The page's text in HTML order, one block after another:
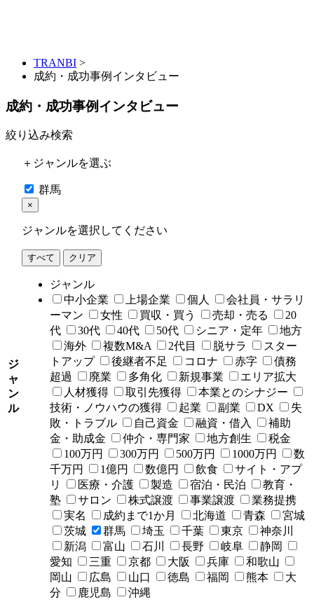
TRANBI >
成約・成功事例インタビュー
成約・成功事例インタビュー
絞り込み検索
ジ
ャ
ン
ル
＋ジャンルを選ぶ
群馬
×
ジャンルを選択してください
すべて クリア
ジャンル
中小企業
上場企業 個人
会社員・サラリ
ーマン
女性 買収・買う 売却・売る
20
代
30代 40代 50代 シニア・定年
地方
海外
複数M&A 2代目 脱サラ
スター
トアップ
後継者不足 コロナ 赤字
債務
超過
廃業 多角化 新規事業
エリア拡大
人材獲得
取引先獲得
本業とのシナジー
技術・ノウハウの獲得
起業 副業 DX
失
敗・トラブル
自己資金 融資・借入
補助
金・助成金
仲介・専門家 地方創生
税金
100万円
300万円 500万円 1000万円
数
千万円
1億円 数億円 飲食
サイト・アプ
リ
医療・介護 製造 宿泊・民泊
教育・
塾
サロン 株式譲渡 事業譲渡
業務提携
実名
成約まで1か月 北海道 青森
宮城
茨城
群馬 埼玉 千葉 東京
神奈川
新潟
富山 石川 長野 岐阜
静岡
愛知
三重 京都 大阪 兵庫
和歌山
岡山
広島 山口 徳島 福岡 熊本
大
分
鹿児島 沖縄